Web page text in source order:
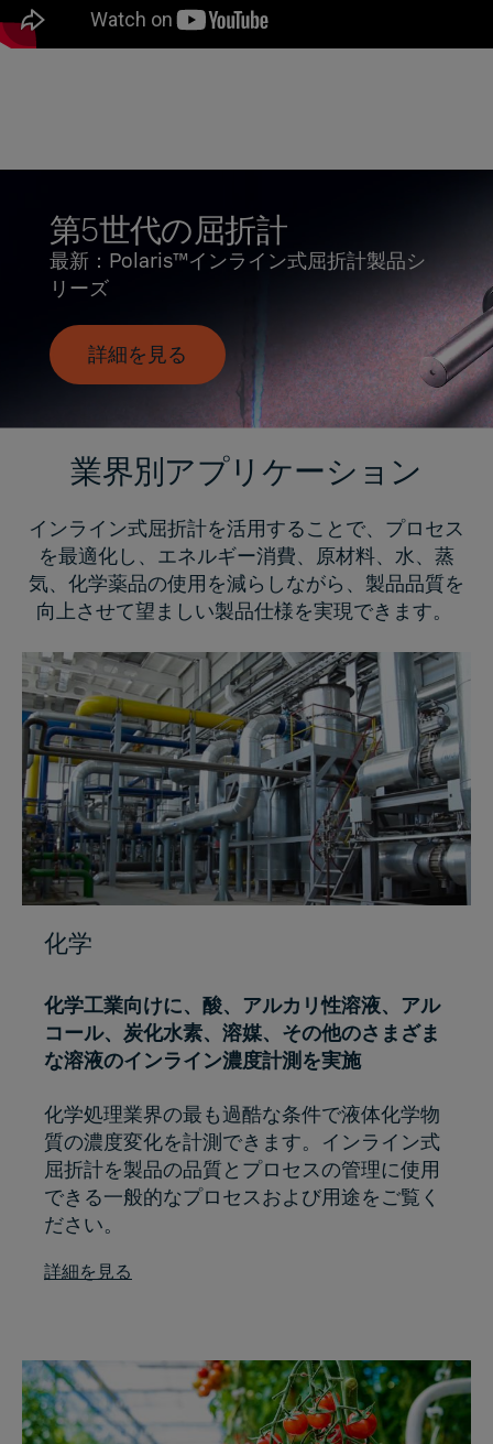
第5世代の屈折計
最新：Polaris™インライン式屈折計製品シ
リーズ
詳細を見る
業界別アプリケーション
インライン式屈折計を活用することで、プロセス
を最適化し、エネルギー消費、原材料、水、蒸
気、化学薬品の使用を減らしながら、製品品質を
向上させて望ましい製品仕様を実現できます。
化学
化学工業向けに、酸、アルカリ性溶液、アル
コール、炭化水素、溶媒、その他のさまざま
な溶液のインライン濃度計測を実施
化学処理業界の最も過酷な条件で液体化学物
質の濃度変化を計測できます。インライン式
屈折計を製品の品質とプロセスの管理に使用
できる一般的なプロセスおよび用途をご覧く
ださい。
詳細を見る